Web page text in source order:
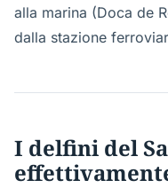
alla marina (Doca de
dalla stazione
I delfini del